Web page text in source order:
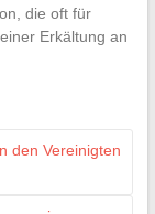
die oft für
Erkältung an
den Vereinigten